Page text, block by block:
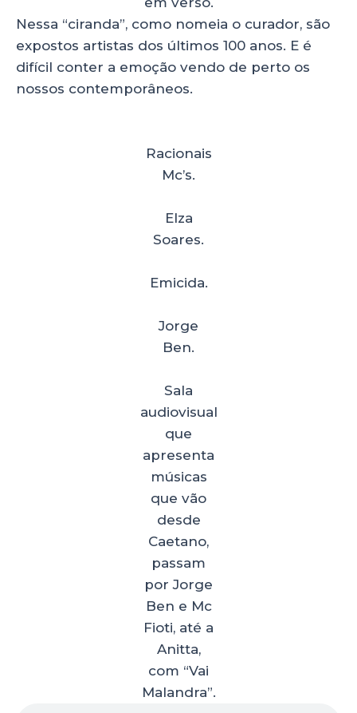
Nessa “ciranda”, como nomeia o curador, são
expostos artistas dos últimos 100 anos. E é
difícil conter a emoção vendo de perto os
nossos contemporâneos.
Racionais
Mc’s.
Elza
Soares.
Emicida.
Jorge
Ben.
Sala
audiovisual
que
apresenta
músicas
que vão
desde
Caetano,
passam
por Jorge
Ben e Mc
Fioti, até a
Anitta,
com “Vai
Malandra”.